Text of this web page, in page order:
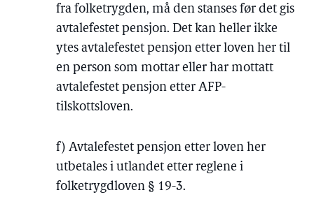
fra folketrygden, må den stanses før det gis
avtalefestet pensjon. Det kan heller ikke
ytes avtalefestet pensjon etter loven her til
en person som mottar eller har mottatt
avtalefestet pensjon etter AFP-
tilskottsloven.
f) Avtalefestet pensjon etter loven her
utbetales i utlandet etter reglene i
folketrygdloven § 19-3.